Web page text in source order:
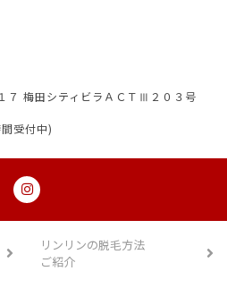
７ 梅田シティビラＡＣＴⅢ２０３号
受付中)
リンリンの脱毛方法
ご紹介